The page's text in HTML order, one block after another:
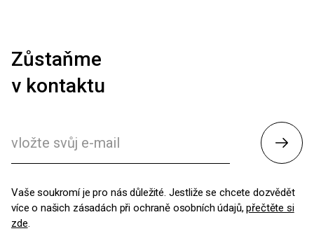
Zůstaňme
v kontaktu
Vaše soukromí je pro nás důležité. Jestliže se chcete dozvědět
více o našich zásadách při ochraně osobních údajů,přečtěte si
zde.